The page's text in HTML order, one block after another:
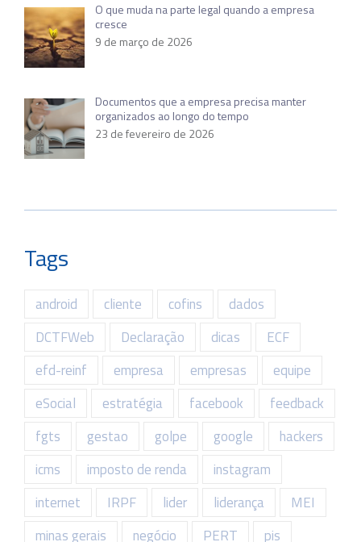
O que muda na parte legal quando a empresa
cresce
9 de março de 2026
Documentos que a empresa precisa manter
organizados ao longo do tempo
23 de fevereiro de 2026
Tags
android cliente cofins
dados
DCTFWeb
Declaração dicas
ECF
efd-reinf
empresa empresas
equipe
eSocial
estratégia facebook
feedback
fgts
gestao golpe google
hackers
icms
imposto de renda
instagram
internet
IRPF lider liderança
MEI
minas gerais
negócio PERT pis